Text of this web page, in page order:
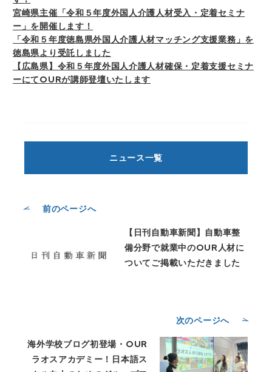
宮崎県主催「令和５年度外国人介護人材受入・定着セミナ
ー」を開催します！
「令和５年度徳島県外国人介護人材マッチング支援業務」を
徳島県より受託しました
【広島県】令和５年度外国人介護人材確保・定着支援セミナ
ーにてOURが講師登壇いたします
ニュース一覧
前のページへ
【日刊自動車新聞】自動車整
備分野で就業中のOUR人材に
ついてご掲載いただきました
次のページへ
海外学校ブログ初登場・OUR
ラオスアカデミー！日本語ス